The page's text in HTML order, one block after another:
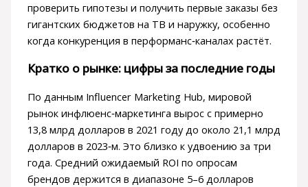
проверить гипотезы и получить первые заказы без
гигантских бюджетов на ТВ и наружку, особенно
когда конкуренция в перформанс‑каналах растёт.
Кратко о рынке: цифры за последние годы
По данным Influencer Marketing Hub, мировой
рынок инфлюенс‑маркетинга вырос с примерно
13,8 млрд долларов в 2021 году до около 21,1 млрд
долларов в 2023‑м. Это близко к удвоению за три
года. Средний ожидаемый ROI по опросам
брендов держится в диапазоне 5–6 долларов